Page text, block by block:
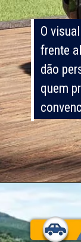
O
frente
dão
quem
O
frente
dão
quem